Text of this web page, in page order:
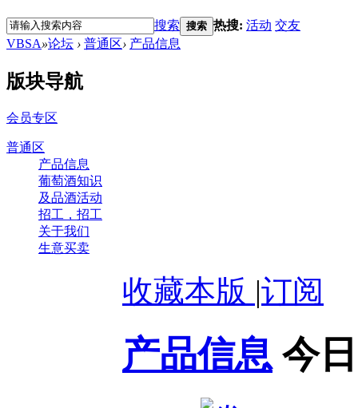
搜索 搜索 热搜: 活动 交友
VBSA»论坛 › 普通区› 产品信息
版块导航
会员专区
普通区
产品信息
葡萄酒知识
及品酒活动
招工，招工
关于我们
生意买卖
收藏本版 |订阅
产品信息 今